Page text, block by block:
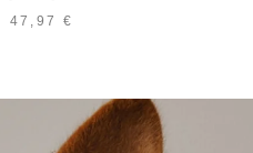
47,97 €